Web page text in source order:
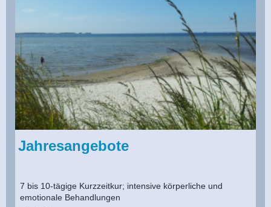
Jahresangebote
7 bis 10-tägige Kurzzeitkur; intensive körperliche und
emotionale Behandlungen